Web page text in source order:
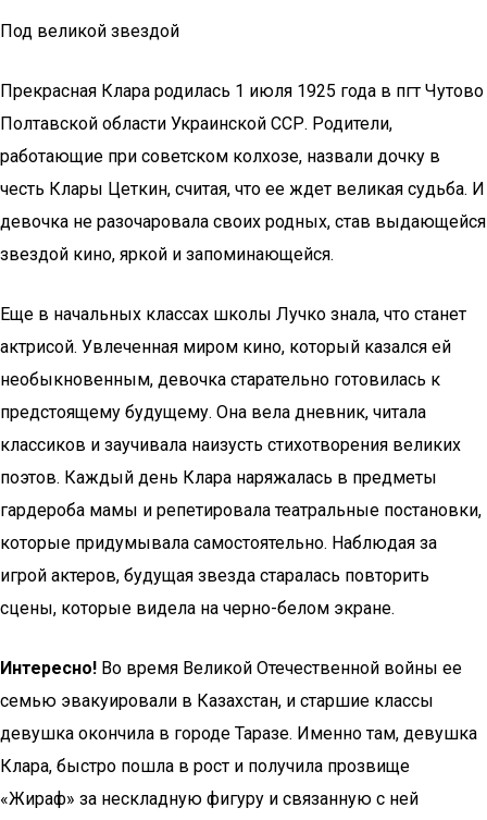
Под великой звездой
Прекрасная Клара родилась 1 июля 1925 года в пгт Чутово
Полтавской области Украинской ССР. Родители,
работающие при советском колхозе, назвали дочку в
честь Клары Цеткин, считая, что ее ждет великая судьба. И
девочка не разочаровала своих родных, став выдающейся
звездой кино, яркой и запоминающейся.
Еще в начальных классах школы Лучко знала, что станет
актрисой. Увлеченная миром кино, который казался ей
необыкновенным, девочка старательно готовилась к
предстоящему будущему. Она вела дневник, читала
классиков и заучивала наизусть стихотворения великих
поэтов. Каждый день Клара наряжалась в предметы
гардероба мамы и репетировала театральные постановки,
которые придумывала самостоятельно. Наблюдая за
игрой актеров, будущая звезда старалась повторить
сцены, которые видела на черно-белом экране.
Интересно! Во время Великой Отечественной войны ее
семью эвакуировали в Казахстан, и старшие классы
девушка окончила в городе Таразе. Именно там, девушка
Клара, быстро пошла в рост и получила прозвище
«Жираф» за нескладную фигуру и связанную с ней